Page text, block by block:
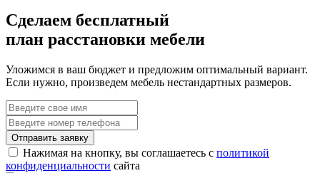
Сделаем бесплатный
план расстановки мебели
Уложимся в ваш бюджет и предложим оптимальный вариант.
Если нужно, произведем мебель нестандартных размеров.
Нажимая на кнопку, вы соглашаетесь с политикой
конфиденциальности сайта